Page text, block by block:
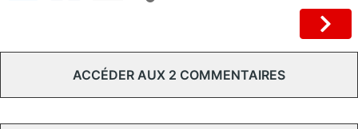
ACCÉDER AUX 2 COMMENTAIRES